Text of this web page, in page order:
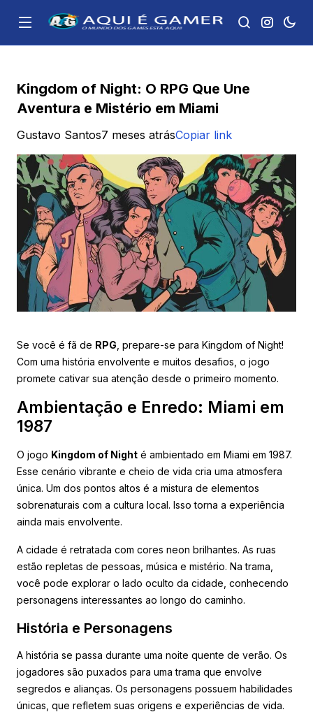
Kingdom of Night: O RPG Que Une
Aventura e Mistério em Miami
Gustavo Santos7 meses atrásCopiar link
Se você é fã de RPG , prepare-se para Kingdom of Night!
Com uma história envolvente e muitos desafios, o jogo
promete cativar sua atenção desde o primeiro momento.
Ambientação e Enredo: Miami em
1987
O jogo Kingdom of Night é ambientado em Miami em 1987.
Esse cenário vibrante e cheio de vida cria uma atmosfera
única. Um dos pontos altos é a mistura de elementos
sobrenaturais com a cultura local. Isso torna a experiência
ainda mais envolvente.
A cidade é retratada com cores neon brilhantes. As ruas
estão repletas de pessoas, música e mistério. Na trama,
você pode explorar o lado oculto da cidade, conhecendo
personagens interessantes ao longo do caminho.
História e Personagens
A história se passa durante uma noite quente de verão. Os
jogadores são puxados para uma trama que envolve
segredos e alianças. Os personagens possuem habilidades
únicas, que refletem suas origens e experiências de vida.